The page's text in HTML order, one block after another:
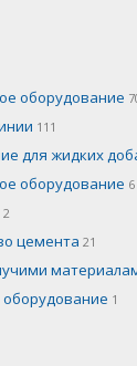
оборудование
111
для жидких
оборудование 6
2
цемента 21
1